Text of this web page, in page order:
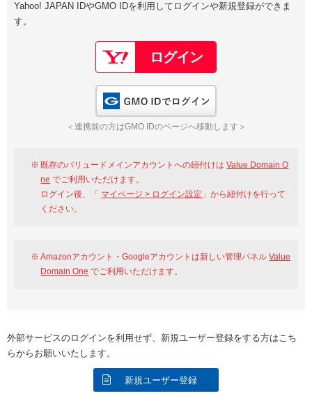
Google
GMO ID Amazon
※AmazonはValue Domain Oneのログイン画面へ遷移します
Value Domain Oneアカウント作成
以下でも登録可能
Google Yahoo!
GMO ID
Yahoo! JAPAN IDやGMO IDを利用してログインや新規登録ができま
す。
＜連携前の方はGMO IDのページへ移動します＞
既存のバリュードメインアカウントへの紐付けはValue Domain O
ne でご利用いただけます。
ログイン後、「 マイページ > ログイン設定 」から紐付けを行って
ください。
Amazonアカウント・Googleアカウントは新しい管理パネルValue
Domain One でご利用いただけます。
外部サービスのログインを利用せず、新規ユーザー登録をする方はこち
らからお願いいたします。
新規ユーザー登録